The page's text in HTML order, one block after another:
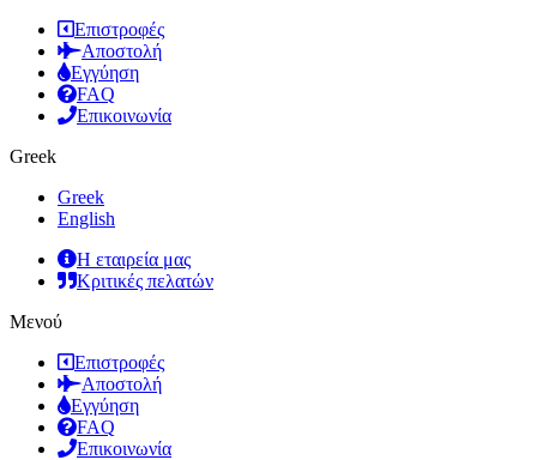
Επιστροφές
Αποστολή
Εγγύηση
FAQ
Επικοινωνία
Greek
Greek
English
Η εταιρεία μας
Κριτικές πελατών
Μενού
Επιστροφές
Αποστολή
Εγγύηση
FAQ
Επικοινωνία